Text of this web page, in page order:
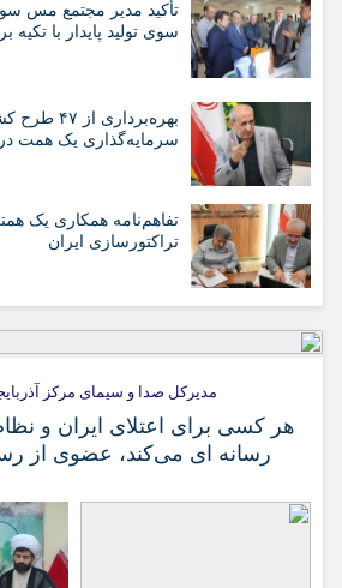
تأکید مدیر مجتمع مس
سوی تولید پایدار با
بهره‌برداری
سرمایه‌گذاری یک همت
تفاهم‌نامه همکاری یک
تراکتورسازی ایران
مدیرکل صدا و سیمای مرکز
هر کسی برای اعتلای ایران و
رسانه ای می‌کند، عضوی از